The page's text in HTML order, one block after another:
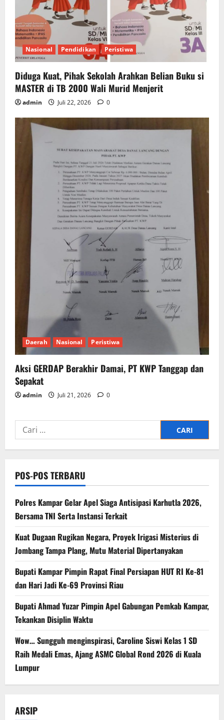
Nasional Pendidikan Peristiwa
Diduga Kuat, Pihak Sekolah Arahkan Belian Buku si
MASTER di TB 2000 Wali Murid Menjerit
admin Juli 22, 2026 0
Daerah Nasional Peristiwa
Aksi GERDAP Berakhir Damai, PT KWP Tanggap dan
Sepakat
admin Juli 21, 2026 0
Cari
untuk:
POS-POS TERBARU
Polres Kampar Gelar Apel Siaga Antisipasi Karhutla 2026,
Bersama TNI Serta Instansi Terkait
Kuat Dugaan Rugikan Negara, ​Proyek Irigasi Misterius di
Jombang Tampa Plang, Mutu Material Dipertanyakan
Bupati Kampar Pimpin Rapat Final Persiapan HUT RI Ke-81
dan Hari Jadi Ke-69 Provinsi Riau
Bupati Ahmad Yuzar Pimpin Apel Gabungan Pemkab Kampar,
Tekankan Disiplin Waktu
Wow… Sungguh menginspirasi, Caroline Siswi Kelas 1 SD
Raih Medali Emas, Ajang ASMC Global Rond 2026 di Kuala
Lumpur
ARSIP